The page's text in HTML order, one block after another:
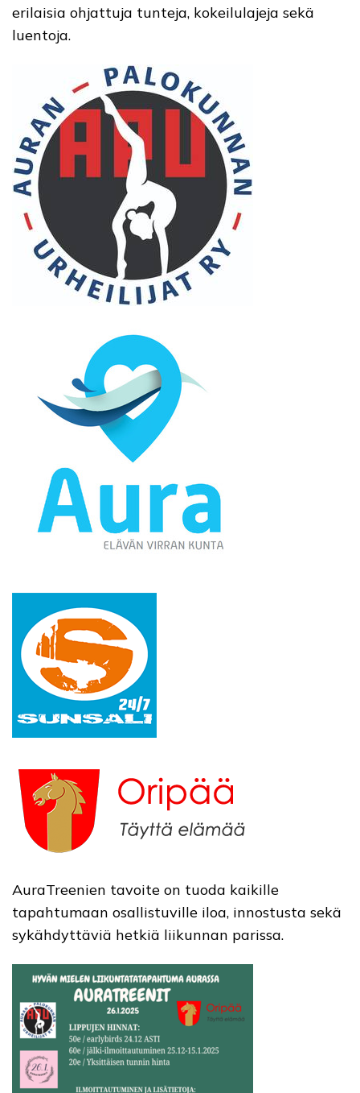
erilaisia ohjattuja tunteja, kokeilulajeja sekä
luentoja.
AuraTreenien tavoite on tuoda kaikille
tapahtumaan osallistuville iloa, innostusta sekä
sykähdyttäviä hetkiä liikunnan parissa.